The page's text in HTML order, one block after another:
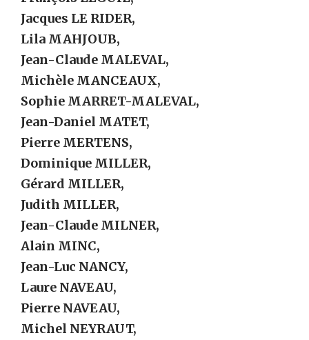
Jacques LE RIDER,
Lila MAHJOUB,
Jean-Claude MALEVAL,
Michèle MANCEAUX,
Sophie MARRET-MALEVAL,
Jean-Daniel MATET,
Pierre MERTENS,
Dominique MILLER,
Gérard MILLER,
Judith MILLER,
Jean-Claude MILNER,
Alain MINC,
Jean-Luc NANCY,
Laure NAVEAU,
Pierre NAVEAU,
Michel NEYRAUT,